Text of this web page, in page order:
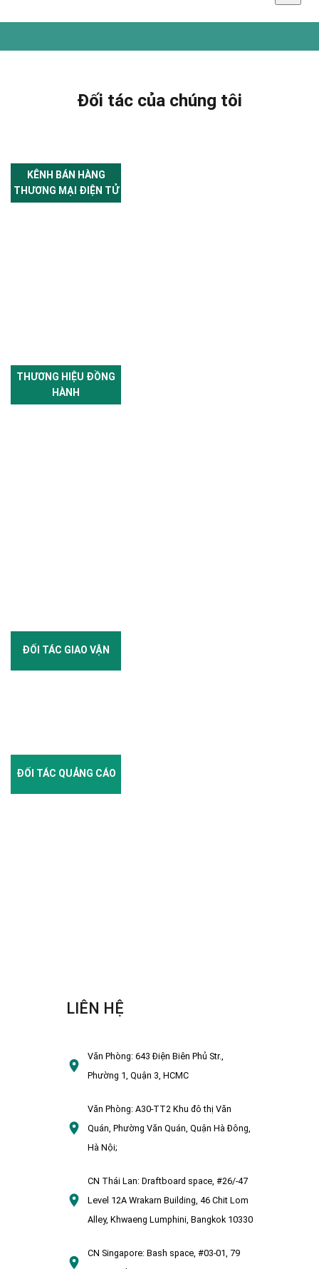
Đối tác của chúng tôi
KÊNH BÁN HÀNG
THƯƠNG MẠI ĐIỆN TỬ
THƯƠNG HIỆU ĐỒNG
HÀNH
ĐỐI TÁC GIAO VẬN
ĐỐI TÁC QUẢNG CÁO
LIÊN HỆ
Văn Phòng:643 Điện Biên Phủ Str.,
Phường 1, Quận 3, HCMC
Văn Phòng:A30-TT2 Khu đô thị Văn
Quán, Phường Văn Quán, Quận Hà Đông,
Hà Nội;
CN Thái Lan: Draftboard space, #26/-47
Level 12A Wrakarn Building, 46 Chit Lom
Alley, Khwaeng Lumphini, Bangkok 10330
CN Singapore: Bash space, #03-01, 79